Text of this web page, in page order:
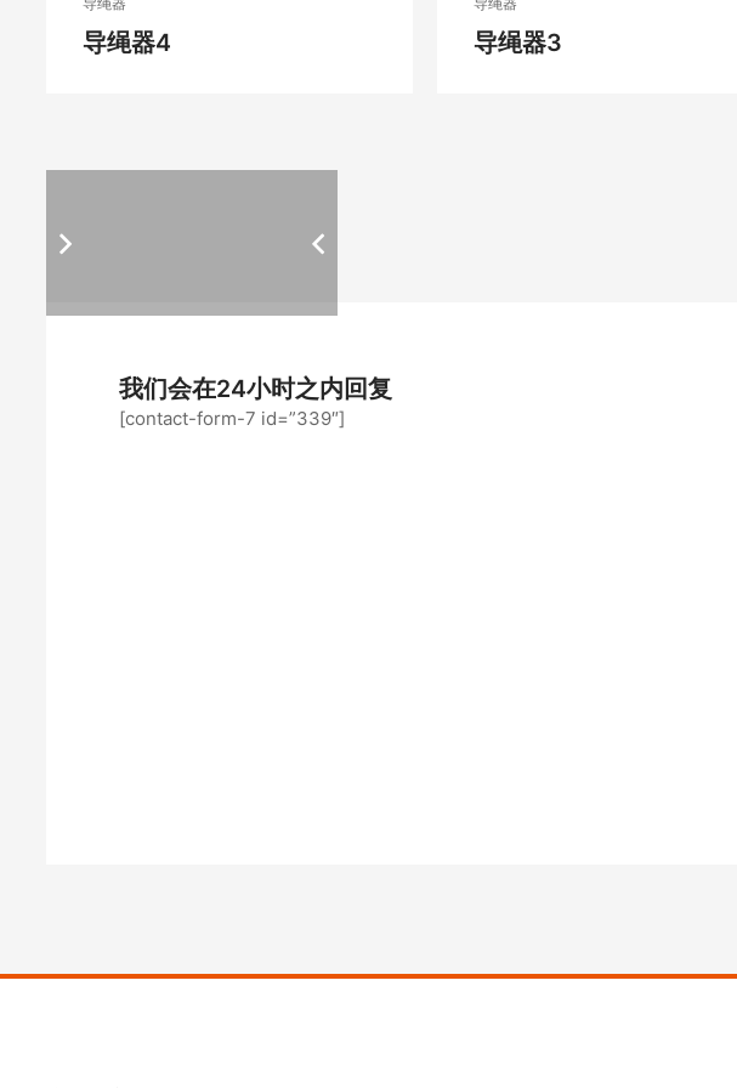
导绳器4 导绳器3
我们会在24小时之内回复
[contact-form-7 id=”339″]